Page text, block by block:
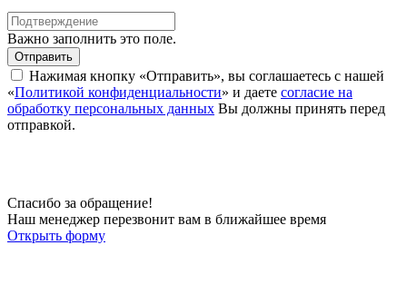
Важно заполнить это поле.
Отправить
Нажимая кнопку «Отправить», вы соглашаетесь с нашей
«Политикой конфиденциальности» и даете согласие на
обработку персональных данных Вы должны принять перед
отправкой.
Спасибо за обращение!
Наш менеджер перезвонит вам в ближайшее время
Открыть форму